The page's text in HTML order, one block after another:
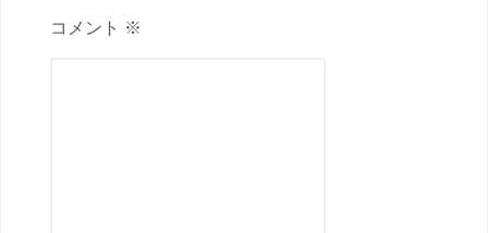
コメント ※